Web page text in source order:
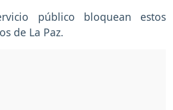
público bloquean estos
de La Paz.